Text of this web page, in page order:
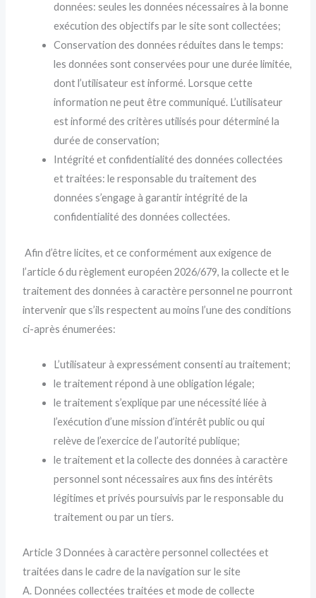
données: seules les données nécessaires à la bonne
exécution des objectifs par le site sont collectées;
Conservation des données réduites dans le temps:
les données sont conservées pour une durée limitée,
dont l’utilisateur est informé. Lorsque cette
information ne peut être communiqué. L’utilisateur
est informé des critères utilisés pour déterminé la
durée de conservation;
Intégrité et confidentialité des données collectées
et traitées: le responsable du traitement des
données s’engage à garantir intégrité de la
confidentialité des données collectées.
Afin d’être licites, et ce conformément aux exigence de
l’article 6 du règlement européen 2026/679, la collecte et le
traitement des données à caractère personnel ne pourront
intervenir que s’ils respectent au moins l’une des conditions
ci-après énumerées:
L’utilisateur à expressément consenti au traitement;
le traitement répond à une obligation légale;
le traitement s’explique par une nécessité liée à
l’exécution d’une mission d’intérêt public ou qui
relève de l’exercice de l’autorité publique;
le traitement et la collecte des données à caractère
personnel sont nécessaires aux fins des intérêts
légitimes et privés poursuivis par le responsable du
traitement ou par un tiers.
Article 3 Données à caractère personnel collectées et
traitées dans le cadre de la navigation sur le site
A. Données collectées traitées et mode de collecte